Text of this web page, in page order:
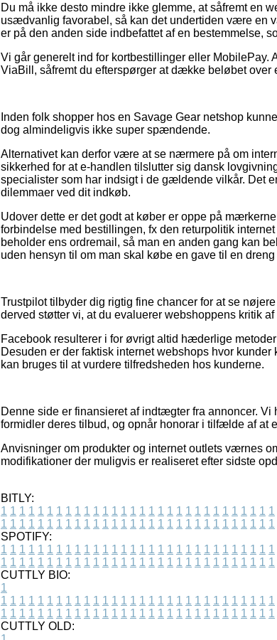
Du må ikke desto mindre ikke glemme, at såfremt en
usædvanlig favorabel, så kan det undertiden være en
er på den anden side indbefattet af en bestemmelse,
Vi går generelt ind for kortbestillinger eller MobilePay.
ViaBill, såfremt du efterspørger at dække beløbet over
Inden folk shopper hos en Savage Gear netshop
dog almindeligvis ikke super spændende.
Alternativet kan derfor være at se nærmere på om
sikkerhed for at e-handlen tilslutter sig dansk
specialister som har indsigt i de gældende vilkår. Det
dilemmaer ved dit indkøb.
Udover dette er det godt at køber er oppe på
forbindelse med bestillingen, fx den returpolitik
beholder ens ordremail, så man en anden gang kan
uden hensyn til om man skal købe en gave til en
Trustpilot tilbyder dig rigtig fine chancer for at se
derved støtter vi, at du evaluerer webshoppens kritik
Facebook resulterer i for øvrigt altid hæderlige
Desuden er der faktisk internet webshops hvor
kan bruges til at vurdere tilfredsheden hos kunderne.
Denne side er finansieret af indtægter fra annoncer.
formidler deres tilbud, og opnår honorar i tilfælde af at
Anvisninger om produkter og internet outlets værnes
modifikationer der muligvis er realiseret efter sidste
BITLY:
1 1 1 1 1 1 1 1 1 1 1 1 1 1 1 1 1 1 1 1 1 1 1 1 1 1 1 1 1 1
1 1 1 1 1 1 1 1 1 1 1 1 1 1 1 1 1 1 1 1 1 1 1 1 1 1 1 1 1 1
SPOTIFY:
1 1 1 1 1 1 1 1 1 1 1 1 1 1 1 1 1 1 1 1 1 1 1 1 1 1 1 1 1 1
1 1 1 1 1 1 1 1 1 1 1 1 1 1 1 1 1 1 1 1 1 1 1 1 1 1 1 1 1 1
CUTTLY BIO:
1
1 1 1 1 1 1 1 1 1 1 1 1 1 1 1 1 1 1 1 1 1 1 1 1 1 1 1 1 1 1
1 1 1 1 1 1 1 1 1 1 1 1 1 1 1 1 1 1 1 1 1 1 1 1 1 1 1 1 1 1
CUTTLY OLD: